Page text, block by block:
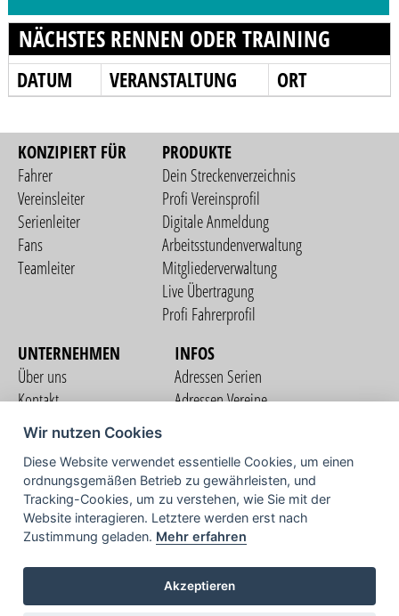
NÄCHSTES RENNEN ODER TRAINING
DATUM VERANSTALTUNG ORT
KONZIPIERT FÜR
Fahrer
Vereinsleiter
Serienleiter
Fans
Teamleiter
PRODUKTE
Dein Streckenverzeichnis
Profi Vereinsprofil
Digitale Anmeldung
Arbeitsstundenverwaltung
Mitgliederverwaltung
Live Übertragung
Profi Fahrerprofil
UNTERNEHMEN
Über uns
Kontakt
Nutzungsbedingungen
Datenschutzerklärung
Impressum
INFOS
Adressen Serien
Adressen Vereine
COMMUNITY
TV
Wir nutzen Cookies
Diese Website verwendet essentielle Cookies, um einen
ordnungsgemäßen Betrieb zu gewährleisten, und
Tracking-Cookies, um zu verstehen, wie Sie mit der
Website interagieren. Letztere werden erst nach
Zustimmung geladen. Mehr erfahren
Akzeptieren